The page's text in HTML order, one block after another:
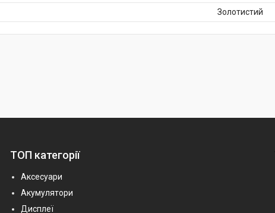
Золотистий
ТОП категорії
Аксесуари
Акумулятори
Дисплеї